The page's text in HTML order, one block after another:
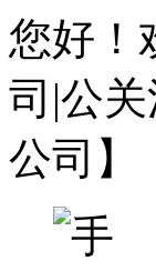
您好！
司|公
公司】